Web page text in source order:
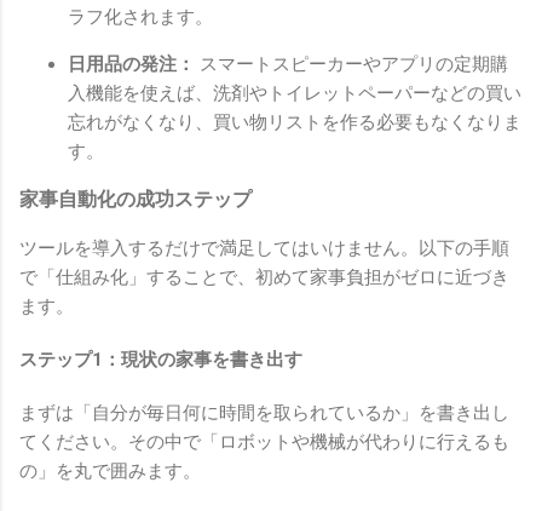
ラフ化されます。
日用品の発注：
スマートスピーカーやアプリの定期購
入機能を使えば、洗剤やトイレットペーパーなどの買い
忘れがなくなり、買い物リストを作る必要もなくなりま
す。
家事自動化の成功ステップ
ツールを導入するだけで満足してはいけません。以下の手順
で「仕組み化」することで、初めて家事負担がゼロに近づき
ます。
ステップ1：現状の家事を書き出す
まずは「自分が毎日何に時間を取られているか」を書き出し
てください。その中で「ロボットや機械が代わりに行えるも
の」を丸で囲みます。